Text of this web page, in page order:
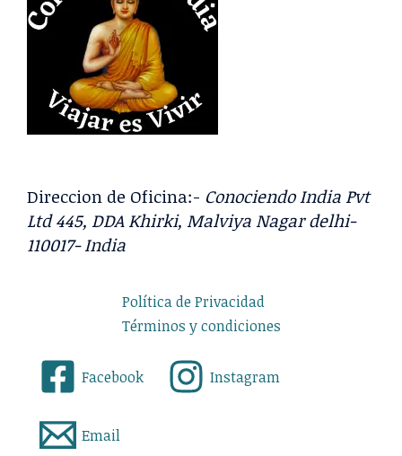
Direccion de Oficina:- Conociendo India Pvt
Ltd 445, DDA Khirki, Malviya Nagar delhi-
110017- India
Política de Privacidad
Términos y condiciones
Facebook Instagram
Email